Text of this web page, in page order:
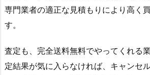
専門業者の適正な見積もりにより高く
す。
査定も、完全送料無料でやってくれる
定結果が気に入らなければ、キャンセ